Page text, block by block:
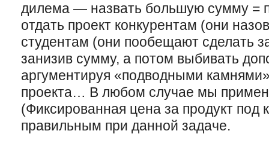
дилема — назвать большую сумму =
отдать проект конкурентам (они
студентам (они пообещают сделать
занизив сумму, а потом выбивать
аргументируя «подводными
проекта… В любом случае мы
(Фиксированная цена за продукт под
правильным при данной задаче.